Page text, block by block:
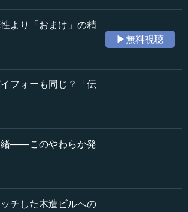
き出す技術と「木」の外壁
る魅力の部分も足さなければなりませ
観をしていたら格好がいいのだろうと
少しずつですが、もう出てきていま
自体は木造でなくても、木の外壁を使
始めているのです。例えば浅草の観光
し、こちらは表参道の交差点にある商
より「おまけ」の精
▶無料視聴
フォーも同じ？「伝
緒――このやわらか発
チした木造ビルへの